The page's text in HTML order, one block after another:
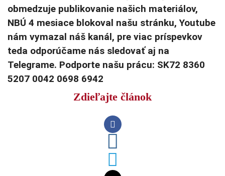
obmedzuje publikovanie našich materiálov,
NBÚ 4 mesiace blokoval našu stránku, Youtube
nám vymazal náš kanál, pre viac príspevkov
teda odporúčame nás sledovať aj na
Telegrame. Podporte našu prácu: SK72 8360
5207 0042 0698 6942
Zdieľajte článok